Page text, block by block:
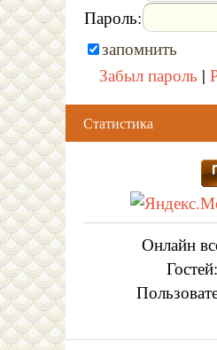
Пароль:
запомнить
Забыл пароль |
Статистика
Онлайн
Гостей: